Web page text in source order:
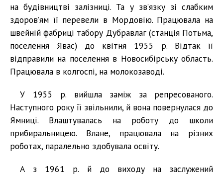
на будівництві залізниці. Та у зв’язку зі слабким
здоров’ям її перевели в Мордовію. Працювала на
швейній фабриці табору Дубравлаг (станція Потьма,
поселення Явас) до квітня 1955 р. Відтак її
відправили на поселення в Новосибірську область.
Працювала в колгоспі, на молокозаводі.
У 1955 р. вийшла заміж за репресованого.
Наступного року її звільнили, й вона повернулася до
Ямниці. Влаштувалась на роботу до школи
прибиральницею. Влане, працювала на різних
роботах, паралельно здобувала освіту.
А з 1961 р. й до виходу на заслужений